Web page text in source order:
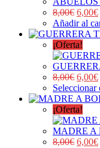
8,00€ 6,00€
Añadir al
¡Oferta!
8,00€ 6,00€
Seleccionar
¡Oferta!
MADRE A
8,00€ 6,00€